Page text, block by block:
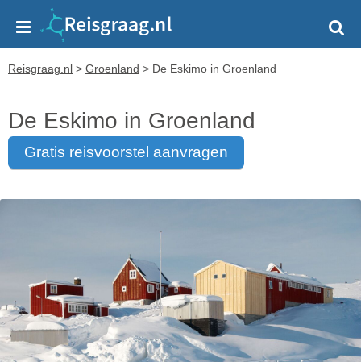
Reisgraag.nl > Groenland > De Eskimo in Groenland
De Eskimo in Groenland
gratis reisvoorstel aanvragen